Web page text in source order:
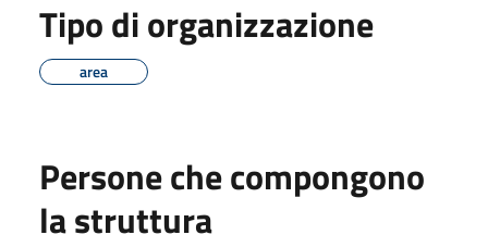
Tipo di organizzazione
area
Persone che compongono
la struttura